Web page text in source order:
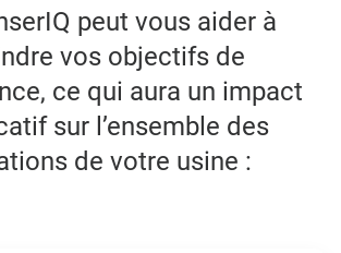
peut vous aider à
vos objectifs de
ce qui aura un impact
sur l’ensemble des
de votre usine :